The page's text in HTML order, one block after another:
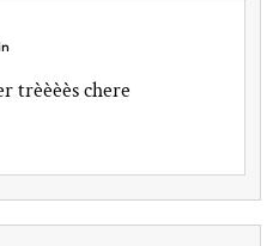
trèèèès chere